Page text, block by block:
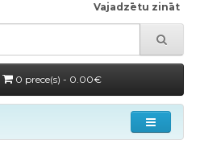
Vajadzētu zināt
0 prece(s) - 0.00€